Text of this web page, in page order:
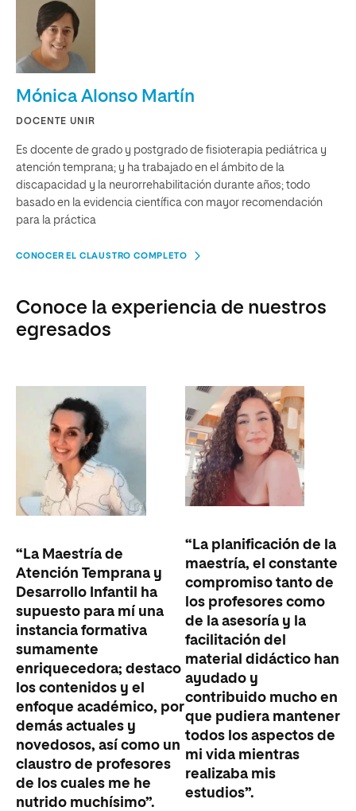
Mónica Alonso Martín
DOCENTE UNIR
Es docente de grado y postgrado de fisioterapia pediátrica y
atención temprana; y ha trabajado en el ámbito de la
discapacidad y la neurorrehabilitación durante años; todo
basado en la evidencia científica con mayor recomendación
para la práctica
CONOCER EL CLAUSTRO COMPLETO
Conoce la experiencia de nuestros
egresados
“La Maestría de
Atención Temprana y
Desarrollo Infantil ha
supuesto para mí una
instancia formativa
sumamente
enriquecedora; destaco
los contenidos y el
enfoque académico, por
demás actuales y
novedosos, así como un
claustro de profesores
de los cuales me he
nutrido muchísimo”.
“La planificación de la
maestría, el constante
compromiso tanto de
los profesores como
de la asesoría y la
facilitación del
material didáctico han
ayudado y
contribuido mucho en
que pudiera mantener
todos los aspectos de
mi vida mientras
realizaba mis
estudios”.